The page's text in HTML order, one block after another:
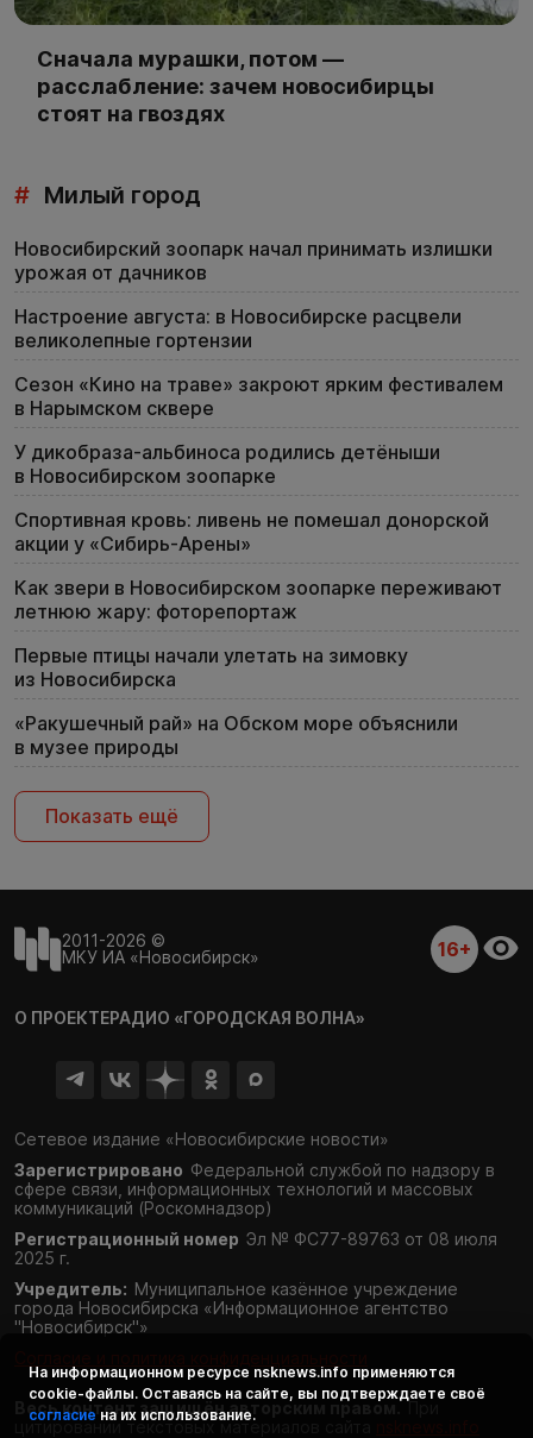
Сначала мурашки, потом —
расслабление: зачем новосибирцы
стоят на гвоздях
# Милый город
Новосибирский зоопарк начал принимать излишки
урожая от дачников
Настроение августа: в Новосибирске расцвели
великолепные гортензии
Сезон «Кино на траве» закроют ярким фестивалем
в Нарымском сквере
У дикобраза-альбиноса родились детёныши
в Новосибирском зоопарке
Спортивная кровь: ливень не помешал донорской
акции у «Сибирь-Арены»
Как звери в Новосибирском зоопарке переживают
летнюю жару: фоторепортаж
Первые птицы начали улетать на зимовку
из Новосибирска
«Ракушечный рай» на Обском море объяснили
в музее природы
Показать ещё
2011-2026 ©
МКУ ИА «Новосибирск»
16+
О ПРОЕКТЕРАДИО «ГОРОДСКАЯ ВОЛНА»
Сетевое издание «Новосибирские новости»
Зарегистрировано Федеральной службой по надзору в
сфере связи, информационных технологий и массовых
коммуникаций (Роскомнадзор)
Регистрационный номер Эл № ФС77-89763 от 08 июля
2025 г.
Учредитель: Муниципальное казённое учреждение
города Новосибирска «Информационное агентство
"Новосибирск"»
Весь контент защищён авторским правом. При
цитировании текстовых материалов сайта
На информационном ресурсе nsknews.info применяются
cookie-файлы. Оставаясь на сайте, вы подтверждаете своё
согласие на их использование.